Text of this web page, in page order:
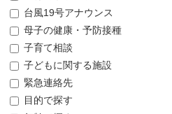
台風19号アナウンス
母子の健康・予防接種
子育て相談
子どもに関する施設
緊急連絡先
目的で探す